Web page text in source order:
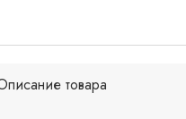
товара